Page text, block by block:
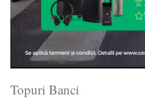
Topuri Banci